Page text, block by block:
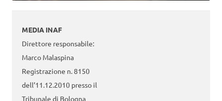
MEDIA INAF
Direttore responsabile:
Marco Malaspina
Registrazione n. 8150
dell’11.12.2010 presso il
Tribunale di Bologna